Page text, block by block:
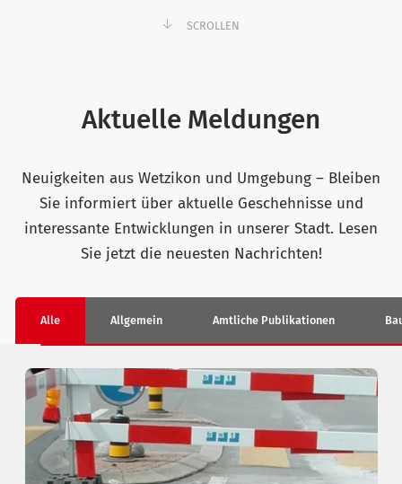
SCROLLEN
Aktuelle Meldungen
Neuigkeiten aus Wetzikon und Umgebung – Bleiben
Sie informiert über aktuelle Geschehnisse und
interessante Entwicklungen in unserer Stadt. Lesen
Sie jetzt die neuesten Nachrichten!
Alle Allgemein Amtliche Publikationen